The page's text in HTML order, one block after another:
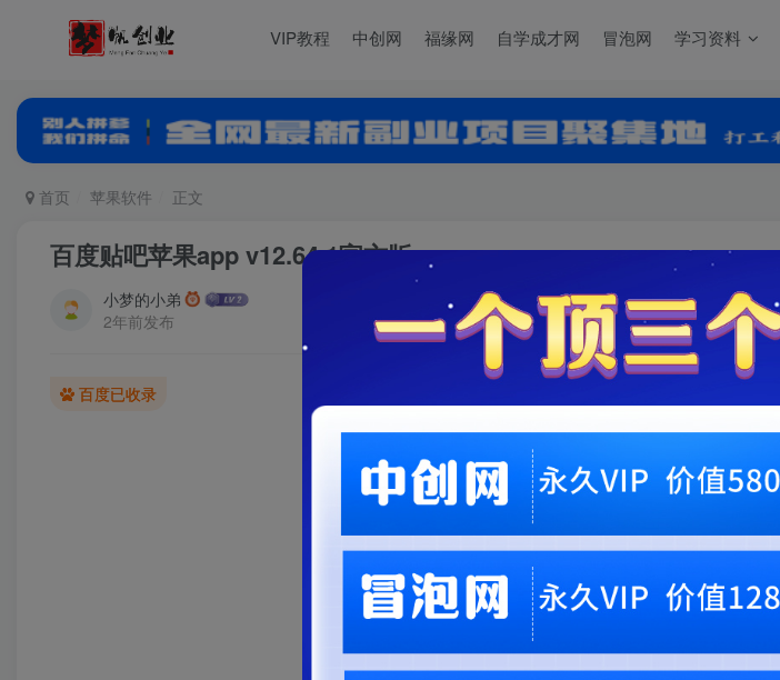
VIP教程 中创网 福缘网 自学成才网 冒泡网 学习资料
首页 苹果软件 正文
百度贴吧苹果app v12.64.1官方版
小梦的小弟
2年前发布
百度已收录